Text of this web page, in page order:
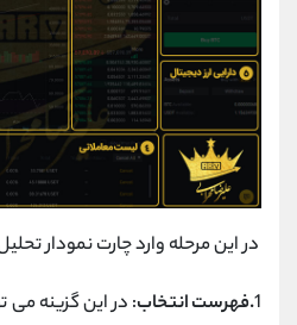
در این مرحله وارد چارت نمودار
1.فهرست انتخاب: در این گزینه می